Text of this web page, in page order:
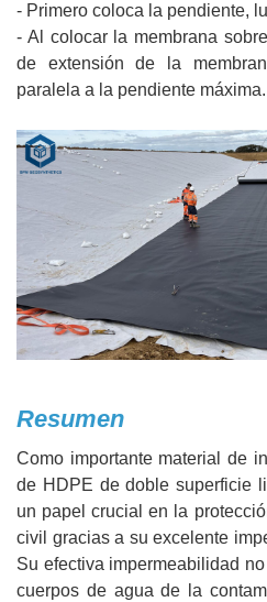
- Primero coloca la pendiente,
- Al colocar la membrana
de extensión de la
paralela a la pendiente máxima.
Resumen
Como importante material de
de HDPE de doble superficie
un papel crucial en la
civil gracias a su excelente
Su efectiva impermeabilidad
cuerpos de agua de la